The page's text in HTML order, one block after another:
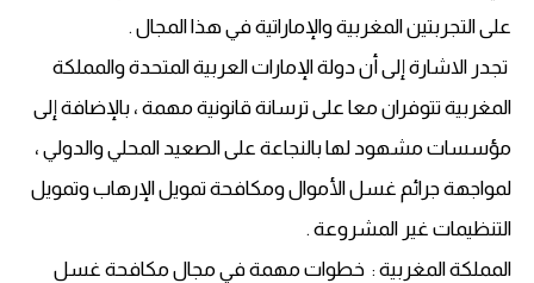
على التجربتين المغربية والإماراتية في هذا المجال .
تجدر الاشارة إلى أن دولة الإمارات العربية المتحدة والمملكة
المغربية تتوفران معا على ترسانة قانونية مهمة ، بالإضافة إلى
مؤسسات مشهود لها بالنجاعة على الصعيد المحلي والدولي ،
لمواجهة جرائم غسل الأموال ومكافحة تمويل الإرهاب وتمويل
التنظيمات غير المشروعة .
المملكة المغربية : خطوات مهمة في مجال مكافحة غسل